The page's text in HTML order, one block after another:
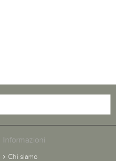
Informazioni
Chi siamo